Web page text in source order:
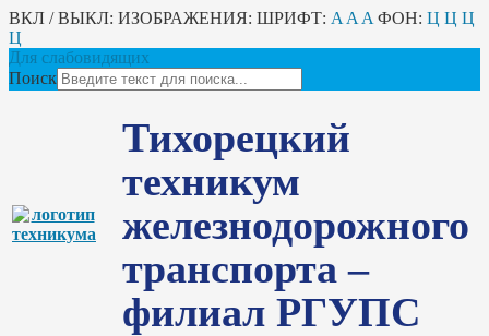
ВКЛ / ВЫКЛ: ИЗОБРАЖЕНИЯ: ШРИФТ: A A A ФОН: Ц Ц Ц
Ц
Для слабовидящих
Поиск
Тихорецкий
техникум
железнодорожного
транспорта –
филиал РГУПС